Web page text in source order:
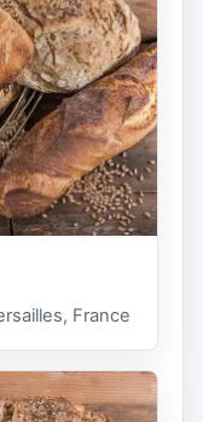
France